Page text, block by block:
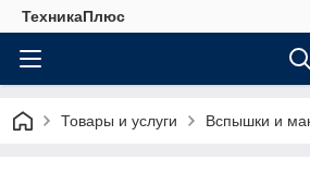
ТехникаПлюс
Товары и услуги Вспышки и